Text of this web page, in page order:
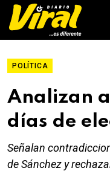
POLÍTICA
Analizan
días de
Señalan
de Sánchez y